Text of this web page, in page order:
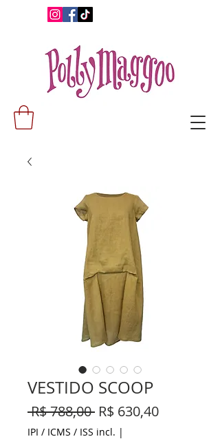
VESTIDO SCOOP
R$ 788,00 Preço
normal
R$ 630,40Preço
IPI / ICMS / ISS incl. |